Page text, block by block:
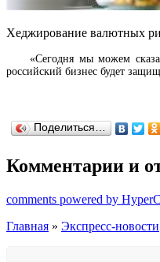
Хеджирование валютных
«Сегодня мы можем
российский бизнес будет
Поделиться…
Комментарии и
comments powered by
Главная » Экспресс-новости